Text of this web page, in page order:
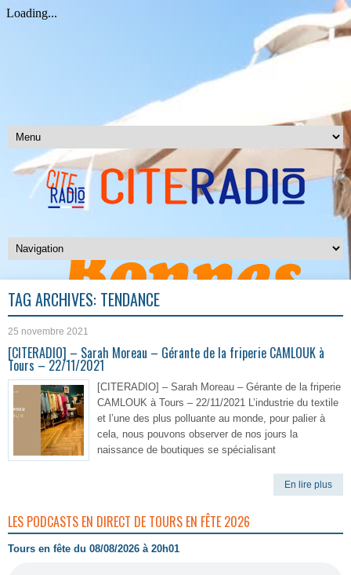
TAG ARCHIVES: TENDANCE
25 novembre 2021
[CITERADIO] – Sarah Moreau – Gérante de la friperie CAMLOUK à
Tours – 22/11/2021
[CITERADIO] – Sarah Moreau – Gérante de la friperie
CAMLOUK à Tours – 22/11/2021 L’industrie du textile
et l’une des plus polluante au monde, pour palier à
cela, nous pouvons observer de nos jours la
naissance de boutiques se spécialisant
En lire plus
LES PODCASTS EN DIRECT DE TOURS EN FÊTE 2026
Tours en fête du 08/08/2026 à 20h01